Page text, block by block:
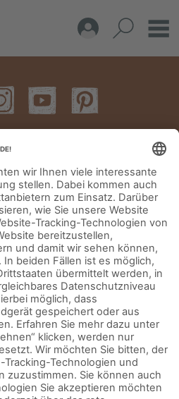
AGB KONTAKT
49 – D-21107 Hamburg